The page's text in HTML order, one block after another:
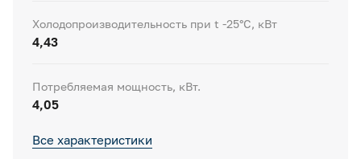
Холодопроизводительность при t -25°C, кВт
4,43
Потребляемая мощность, кВт.
4,05
Все характеристики